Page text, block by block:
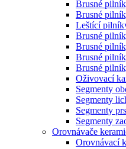
Brusné
Brusné
Leštící
Brusné
Brusné
Brusné
Brusné
Oživovací
Segmenty
Segmenty
Segmenty
Segmenty
Orovnávače
Orovnávací